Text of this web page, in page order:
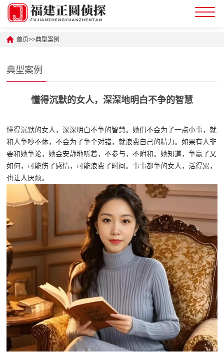
首页>>典型案例
典型案例
懂得沉默的女人，深深地明白不争的智慧
懂得沉默的女人，深深明白不争的智慧。她们不会为了一点小事，就
和人争吵不休，不会为了争个对错，就浪费自己的精力。如果有人非
要和她争论，她会安静地听着，不参与，不附和。她知道，争赢了又
如何，可能伤了感情，可能浪费了时间。事事都争的女人，活得累，
也让人厌烦。